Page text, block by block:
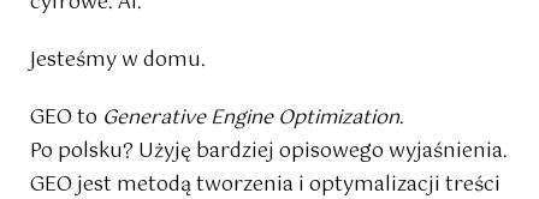
Jesteśmy w domu.
GEO to Generative Engine Optimization.
Po polsku? Użyję bardziej opisowego wyjaśnienia.
GEO jest metodą tworzenia i optymalizacji treści